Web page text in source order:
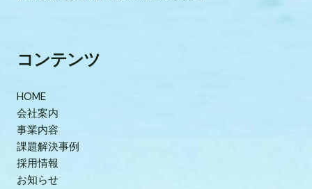
コンテンツ
HOME
会社案内
事業内容
課題解決事例
採用情報
お知らせ